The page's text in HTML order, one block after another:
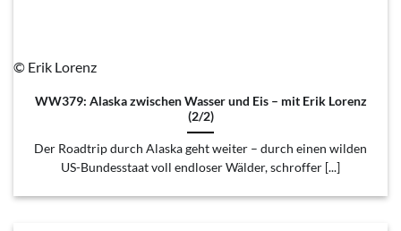
© Erik Lorenz
WW379: Alaska zwischen Wasser und Eis – mit Erik Lorenz
(2/2)
Der Roadtrip durch Alaska geht weiter – durch einen wilden
US-Bundesstaat voll endloser Wälder, schroffer [...]